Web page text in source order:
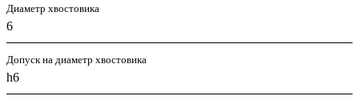
Диаметр хвостовика
6
Допуск на диаметр хвостовика
h6